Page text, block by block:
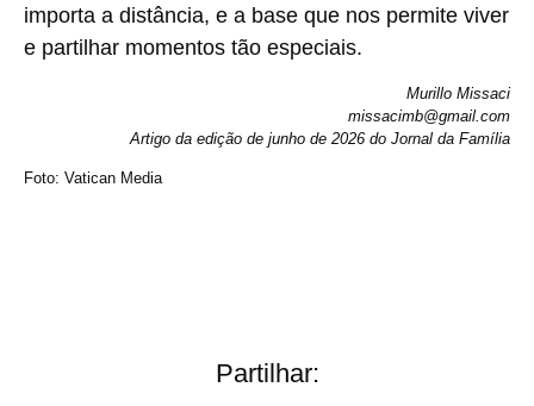
importa a distância, e a base que nos permite viver
e partilhar momentos tão especiais.
Murillo Missaci
missacimb@gmail.com
Artigo da edição de junho de 2026 do Jornal da Família
Foto: Vatican Media
Partilhar: